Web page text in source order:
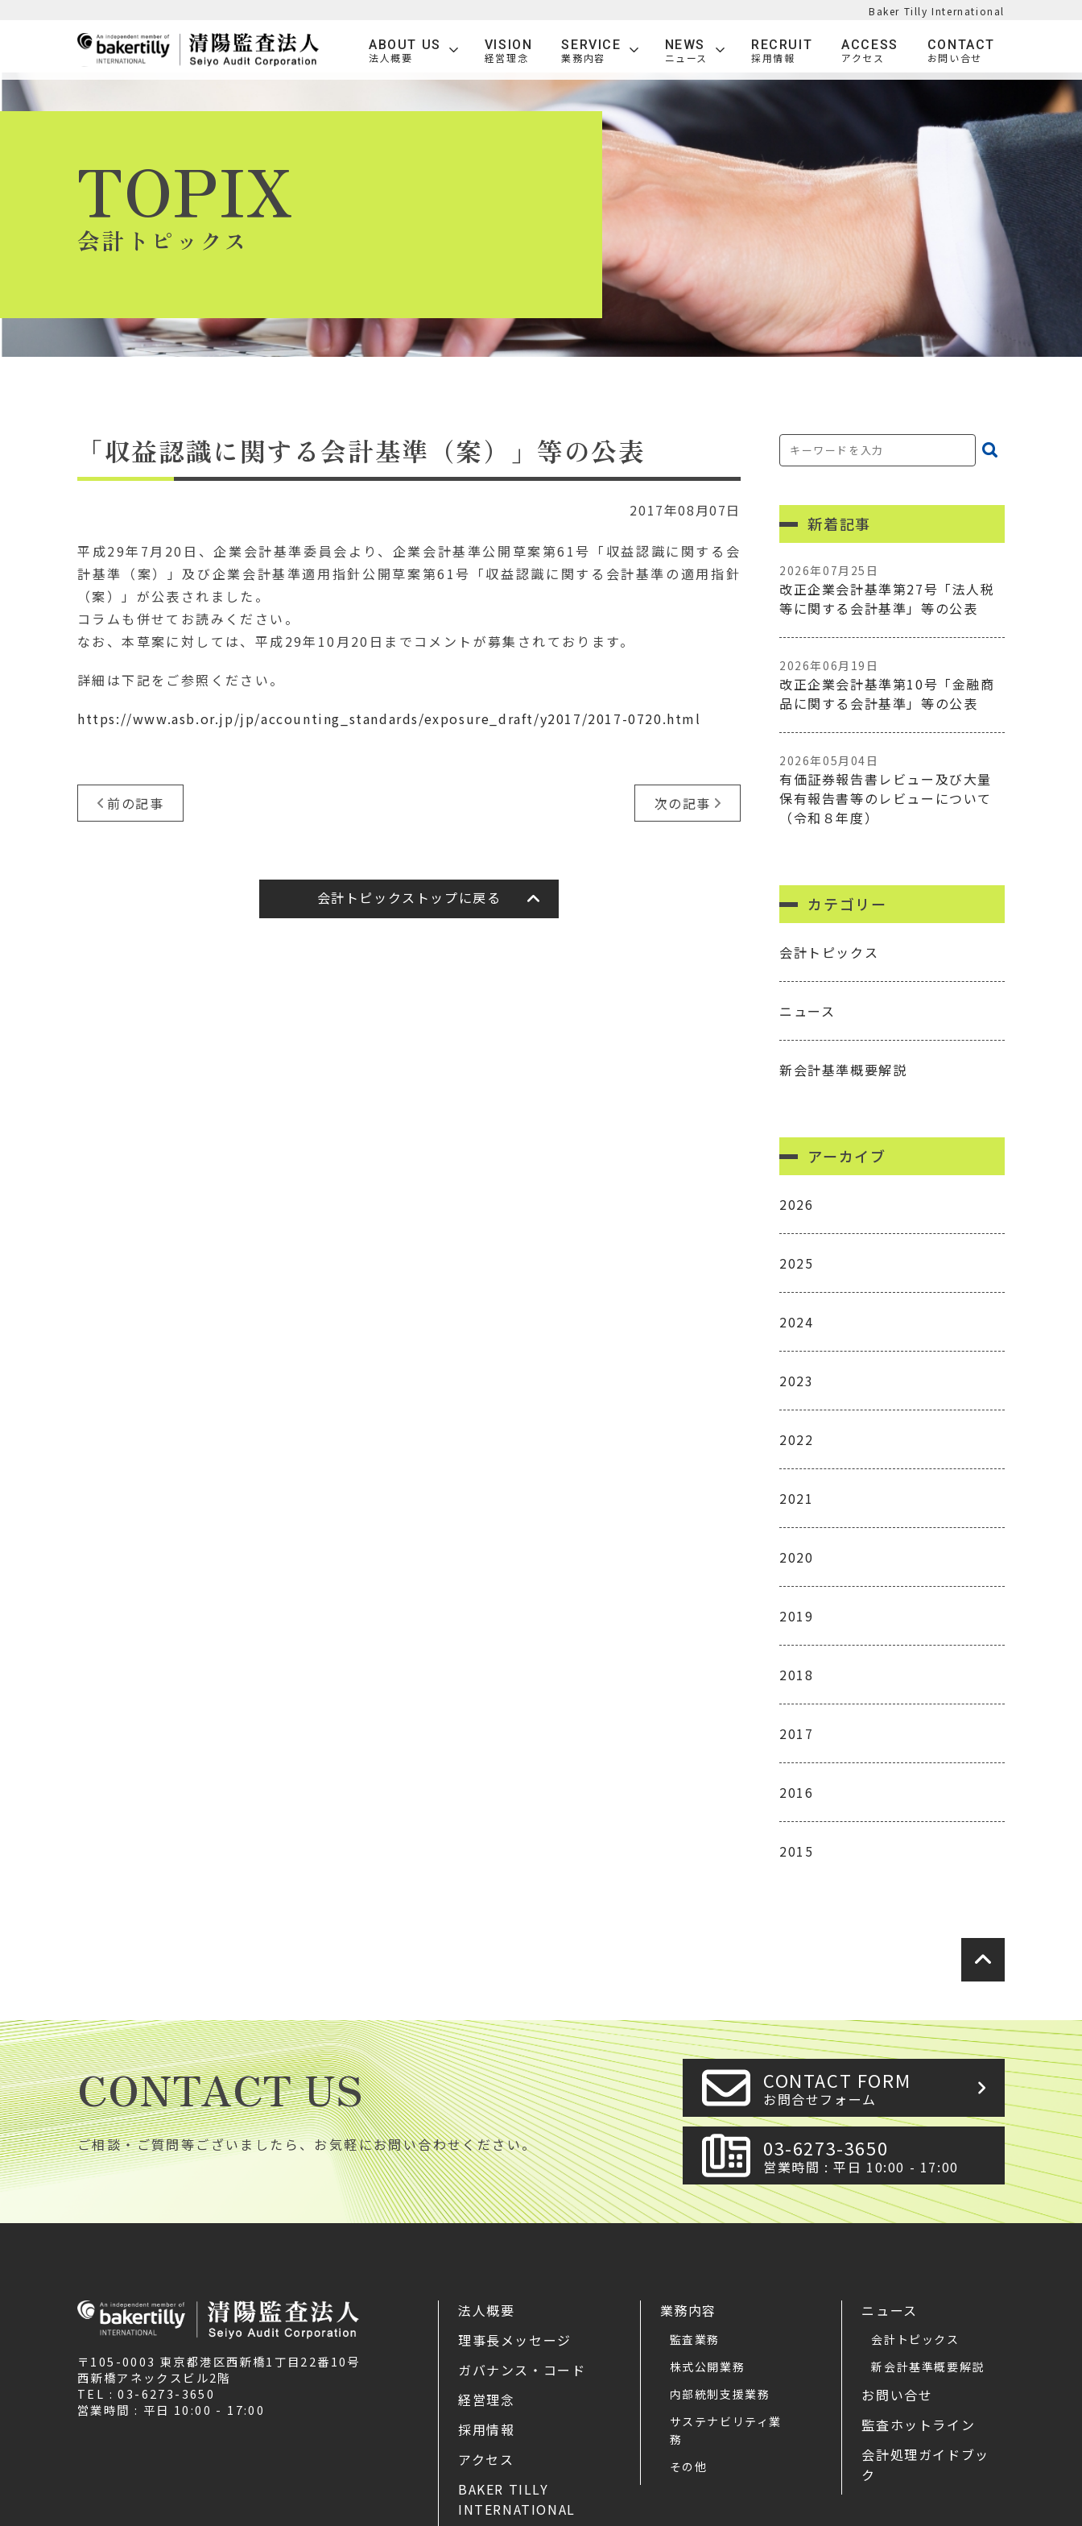
Baker Tilly International
ABOUT US
法人概要
VISION
経営理念
SERVICE
業務内容
NEWS
ニュース
RECRUIT
採用情報
ACCESS
アクセス
CONTACT
お問い合せ
TOPIX
会計トピックス
「収益認識に関する会計基準（案）」等の公表
2017年08月07日
平成29年7月20日、企業会計基準委員会より、企業会計基準公開草案第61号「収益認識に関する会
計基準（案）」及び企業会計基準適用指針公開草案第61号「収益認識に関する会計基準の適用指針
（案）」が公表されました。
コラムも併せてお読みください。
なお、本草案に対しては、平成29年10月20日までコメントが募集されております。
詳細は下記をご参照ください。
https://www.asb.or.jp/jp/accounting_standards/exposure_draft/y2017/2017-0720.html
前の記事 次の記事
会計トピックストップに戻る
新着記事
2026年07月25日
改正企業会計基準第27号「法人税
等に関する会計基準」等の公表
2026年06月19日
改正企業会計基準第10号「金融商
品に関する会計基準」等の公表
2026年05月04日
有価証券報告書レビュー及び大量
保有報告書等のレビューについて
（令和８年度）
カテゴリー
会計トピックス
ニュース
新会計基準概要解説
アーカイブ
2026
2025
2024
2023
2022
2021
2020
2019
2018
2017
2016
2015
CONTACT US
ご相談・ご質問等ございましたら、お気軽にお問い合わせください。
CONTACT FORM
お問合せフォーム
03-6273-3650
営業時間 : 平日 10:00 - 17:00
〒105-0003 東京都港区西新橋1丁目22番10号
西新橋アネックスビル2階
TEL : 03-6273-3650
営業時間 : 平日 10:00 - 17:00
法人概要
理事長メッセージ
ガバナンス・コード
経営理念
採用情報
アクセス
BAKER TILLY
INTERNATIONAL
業務内容
監査業務
株式公開業務
内部統制支援業務
サステナビリティ業
務
その他
ニュース
会計トピックス
新会計基準概要解説
お問い合せ
監査ホットライン
会計処理ガイドブッ
ク